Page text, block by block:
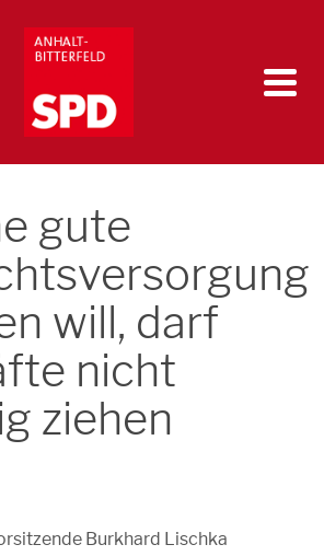
gute
will, darf
nicht
ziehen
Burkhard Lischka